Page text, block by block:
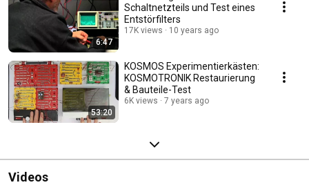
6:47
Schaltnetzteils und Test eines
Entstörfilters
17K views 10 years ago
53:20
KOSMOS Experimentierkästen:
KOSMOTRONIK Restaurierung
& Bauteile-Test
6K views 7 years ago
Videos